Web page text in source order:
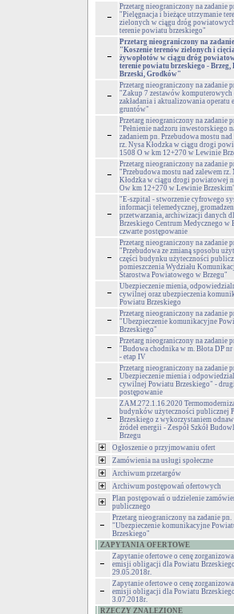
Przetarg nieograniczony na zadanie
"Pielęgnacja i bieżące utrzymanie
zielonych w ciągu dróg
terenie powiatu brzeskiego"
Przetarg nieograniczony na
"Koszenie terenów zielonych i
żywopłotów w ciągu dróg
terenie powiatu brzeskiego - Brzeg,
Brzeski, Grodków"
Przetarg nieograniczony na zadanie
"Zakup 7 zestawów komputerowych
zakładania i aktualizowania operatu
gruntów"
Przetarg nieograniczony na zadanie
"Pełnienie nadzoru inwestorskiego
zadaniem pn. Przebudowa mostu nad
rz. Nysa Kłodzka w ciągu drogi
1508 O w km 12+270 w Lewinie
Przetarg nieograniczony na zadanie
"Przebudowa mostu nad zalewem rz.
Kłodzka w ciągu drogi powiatowej
Ow km 12+270 w Lewinie Brzeskim"
"E-szpital - stworzenie cyfrowego
informacji telemedycznej,
przetwarzania, archiwizacji danych
Brzeskiego Centrum Medycznego w
czwarte postępowanie
Przetarg nieograniczony na zadanie
"Przebudowa ze zmianą sposobu
części budynku użyteczności
pomieszczenia Wydziału
Starostwa Powiatowego w Brzegu"
Ubezpieczenie mienia,
cywilnej oraz ubezpieczenia
Powiatu Brzeskiego
Przetarg nieograniczony na zadanie
"Ubezpieczenie komunikacyjne
Brzeskiego"
Przetarg nieograniczony na zadanie
"Budowa chodnika w m. Błota DP
- etap IV
Przetarg nieograniczony na zadanie
Ubezpieczenie mienia i
cywilnej Powiatu Brzeskiego" -
postępowanie
ZAM.272.1.16.2020
budynków użyteczności publicznej
Brzeskiego z wykorzystaniem
źródeł energii - Zespół Szkół
Brzegu
Ogłoszenie o przyjmowaniu ofert
Zamówienia na usługi społeczne
Archiwum przetargów
Archiwum postępowań ofertowych
Plan postępowań o udzielenie
publicznego
Przetarg nieograniczony na zadanie pn.
"Ubezpieczenie komunikacyjne
Brzeskiego"
ZAPYTANIA OFERTOWE
Zapytanie ofertowe o cenę
emisji obligacji dla Powiatu
29.05.2018r.
Zapytanie ofertowe o cenę
emisji obligacji dla Powiatu
3.07.2018r.
RZECZY ZNALEZIONE